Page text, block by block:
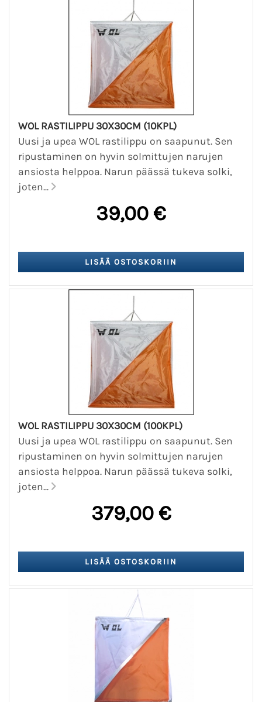
WOL RASTILIPPU 30X30CM (10KPL)
Uusi ja upea WOL rastilippu on saapunut. Sen
ripustaminen on hyvin solmittujen narujen
ansiosta helppoa. Narun päässä tukeva solki,
joten...
39,00 €
WOL RASTILIPPU 30X30CM (100KPL)
Uusi ja upea WOL rastilippu on saapunut. Sen
ripustaminen on hyvin solmittujen narujen
ansiosta helppoa. Narun päässä tukeva solki,
joten...
379,00 €